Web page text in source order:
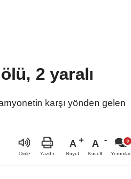
2 yaralı
karşı yönden gelen
Dinle Yazdır
A
Büyüt
A
Küçült Yorumlar